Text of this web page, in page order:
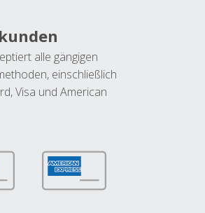
alle gängigen
einschließlich
Visa und American